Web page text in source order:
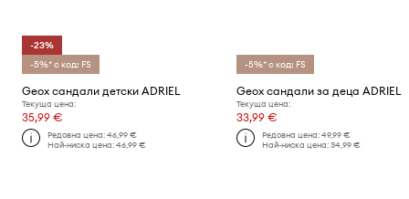
-23%
-5%* с код: FS
Geox сандали детски ADRIEL
Текуща цена:
35,99 €
Редовна цена:46,99 €
Най-ниска цена:46,99 €
-5%* с код: FS
Geox сандали за деца ADRIEL
Текуща цена:
33,99 €
Редовна цена: 49,99 €
Най-ниска цена: 34,99 €